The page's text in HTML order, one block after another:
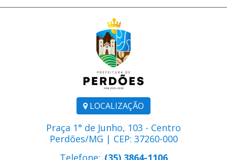
LOCALIZAÇÃO
Praça 1° de Junho, 103 - Centro
Perdões/MG | CEP: 37260-000
Telefone: (35) 3864-1106